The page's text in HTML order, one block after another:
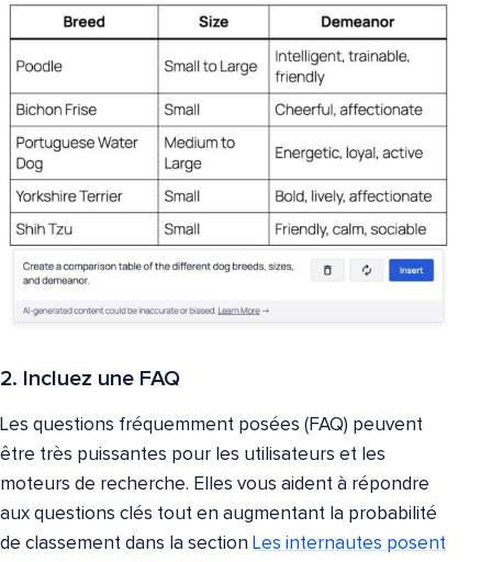
2. Incluez une FAQ
Les questions fréquemment posées (FAQ) peuvent
être très puissantes pour les utilisateurs et les
moteurs de recherche. Elles vous aident à répondre
aux questions clés tout en augmentant la probabilité
de classement dans la section Les internautes posent